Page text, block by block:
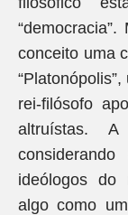
conceito uma
rei-filósofo
altruístas.
ideólogos do
algo como